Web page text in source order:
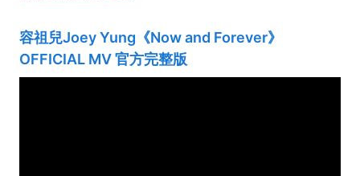
容祖兒Joey Yung《Now and Forever》
OFFICIAL MV 官方完整版